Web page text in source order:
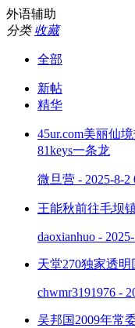
外语辅助
分类 收藏
全部
新帖
精华
45ur.com美丽仙
81keys一条龙
微旦营 - 2025-8-2
王能秋前往毛坝
daoxianhuo -
天堂270独家透明
chwmr3191976 -
吴邦国2009年常